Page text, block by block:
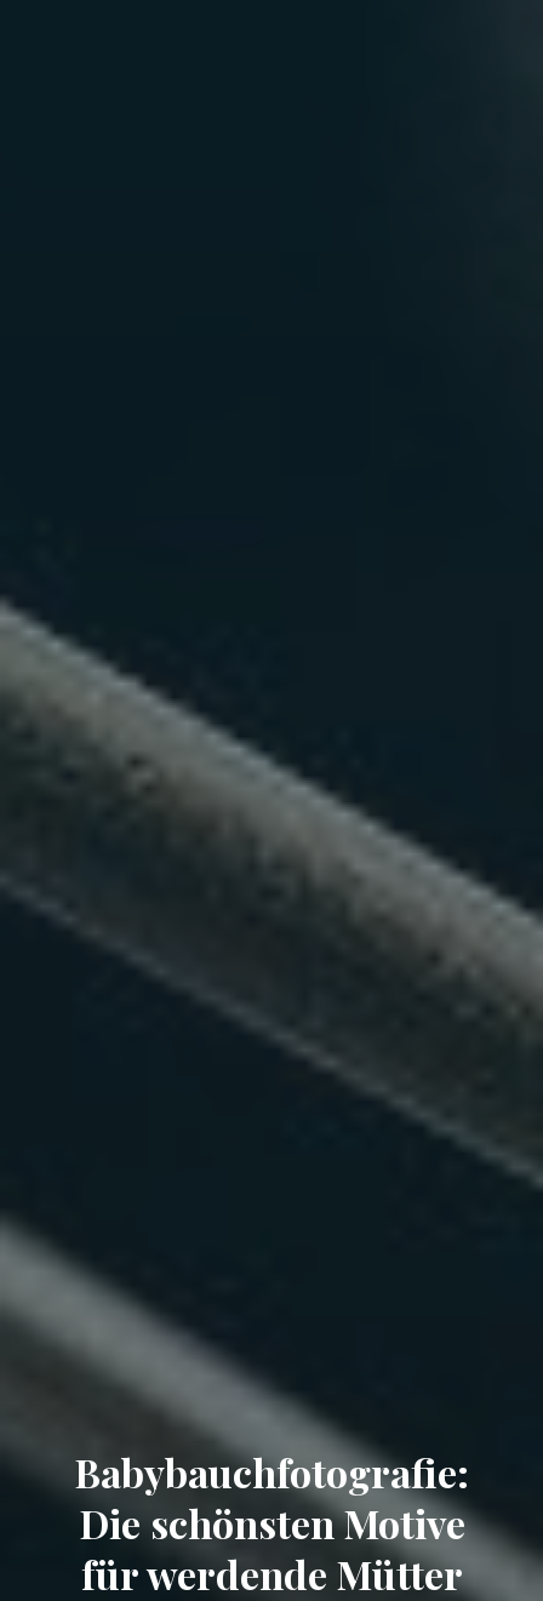
Babybauchfotografie:
Die schönsten Motive
für werdende Mütter